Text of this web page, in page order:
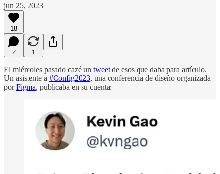
jun 25, 2023
18
2 1
El miércoles pasado cazé un tweet de esos que daba para artículo.
Un asistente a #Config2023, una conferencia de diseño organizada
porFigma, publicaba en su cuenta: